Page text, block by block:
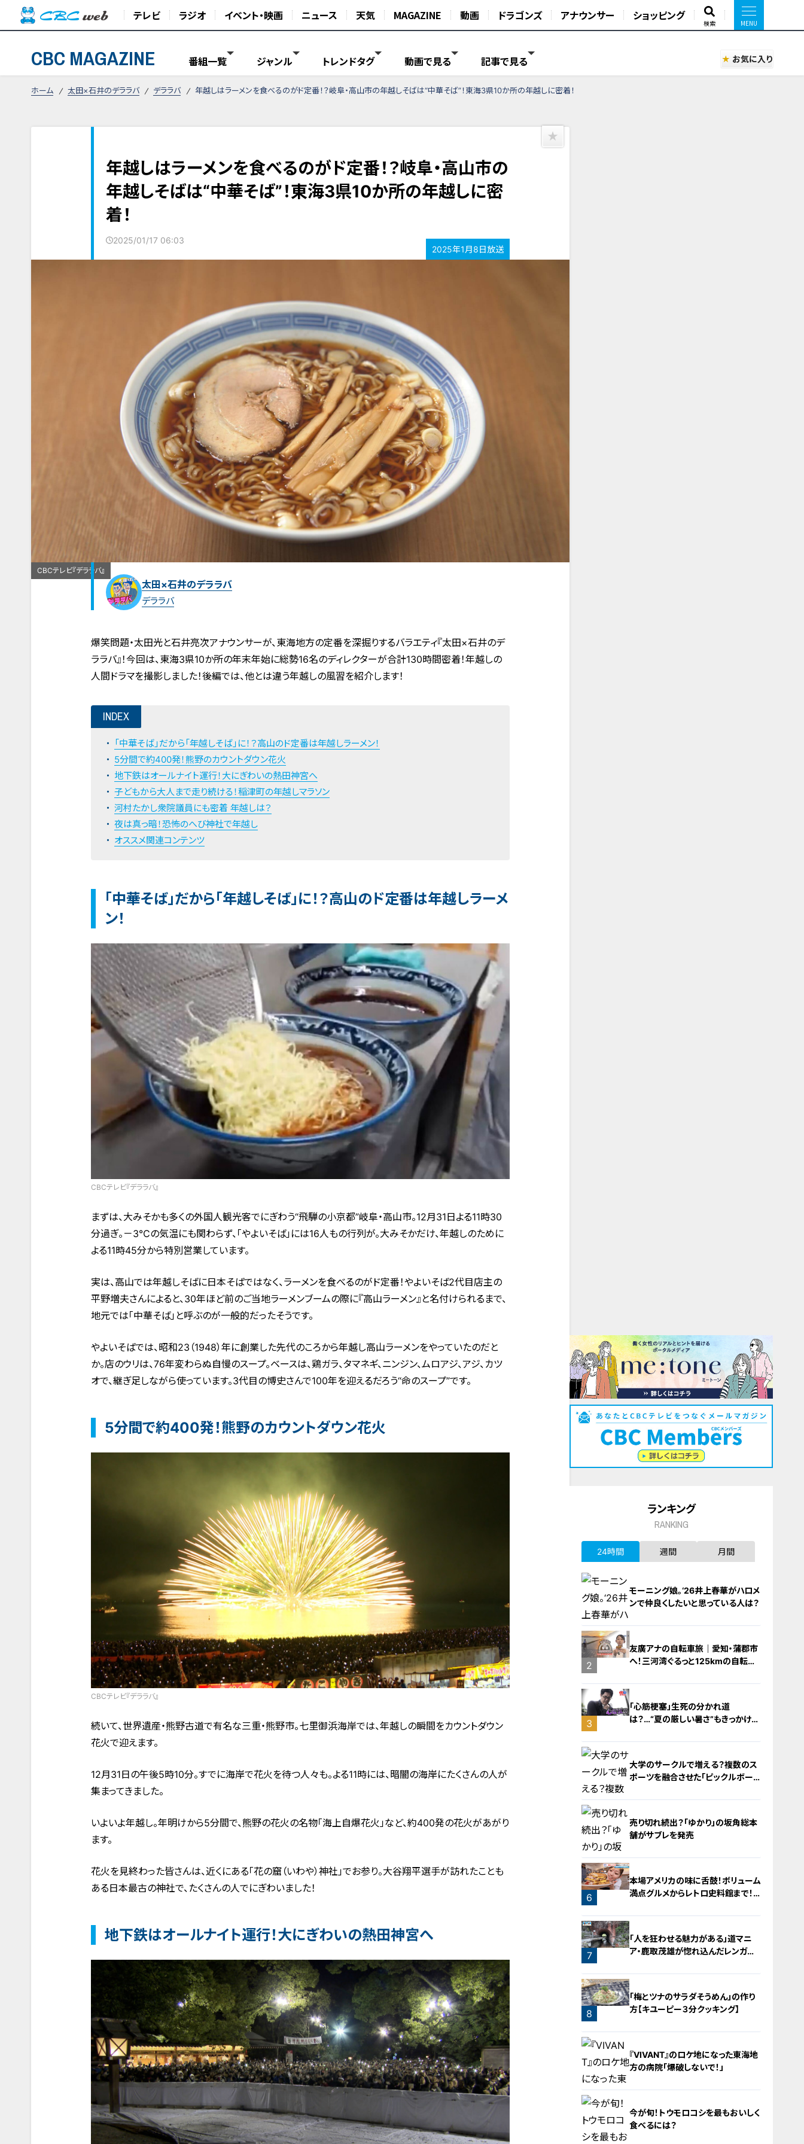
テレビ ラジオ イベント・映画 ニュース 天気 MAGAZINE 動画 ドラゴンズ アナウンサー ショッピング
検索
CBC MAGAZINE 番組一覧 ジャンル トレンドタグ 動画で見る 記事で見る お気に入り
ホーム 太田×石井のデララバ デララバ 年越しはラーメンを食べるのがド定番！？岐阜・高山市の年越しそばは“中華そば”！東海3県10か所の年越しに密着！
年越しはラーメンを食べるのがド定番！？岐阜・高山市の
年越しそばは“中華そば”！東海3県10か所の年越しに密
着！
2025/01/17 06:03
2025年1月8日放送
CBCテレビ『デララバ』
太田×石井のデララバ
デララバ
爆笑問題・太田光と石井亮次アナウンサーが、東海地方の定番を深掘りするバラエティ『太田×石井のデ
ララバ』！今回は、東海3県10か所の年末年始に総勢16名のディレクターが合計130時間密着！年越しの
人間ドラマを撮影しました！後編では、他とは違う年越しの風習を紹介します！
INDEX
「中華そば」だから「年越しそば」に！？高山のド定番は年越しラーメン！
5分間で約400発！熊野のカウントダウン花火
地下鉄はオールナイト運行！大にぎわいの熱田神宮へ
子どもから大人まで走り続ける！稲津町の年越しマラソン
河村たかし衆院議員にも密着 年越しは？
夜は真っ暗！恐怖のへび神社で年越し
オススメ関連コンテンツ
「中華そば」だから「年越しそば」に！？高山のド定番は年越しラーメ
ン！
CBCテレビ『デララバ』
まずは、大みそかも多くの外国人観光客でにぎわう“飛騨の小京都”岐阜・高山市。12月31日よる11時30
分過ぎ。－3℃の気温にも関わらず、「やよいそば」には16人もの行列が。大みそかだけ、年越しのために
よる11時45分から特別営業しています。
実は、高山では年越しそばに日本そばではなく、ラーメンを食べるのがド定番！やよいそば2代目店主の
平野増夫さんによると、30年ほど前のご当地ラーメンブームの際に『高山ラーメン』と名付けられるまで、
地元では「中華そば」と呼ぶのが一般的だったそうです。
やよいそばでは、昭和23（1948）年に創業した先代のころから年越し高山ラーメンをやっていたのだと
か。店のウリは、76年変わらぬ自慢のスープ。ベースは、鶏ガラ、タマネギ、ニンジン、ムロアジ、アジ、カツ
オで、継ぎ足しながら使っています。3代目の博史さんで100年を迎えるだろう“命のスープ”です。
5分間で約400発！熊野のカウントダウン花火
CBCテレビ『デララバ』
続いて、世界遺産・熊野古道で有名な三重・熊野市。七里御浜海岸では、年越しの瞬間をカウントダウン
花火で迎えます。
12月31日の午後5時10分。すでに海岸で花火を待つ人々も。よる11時には、暗闇の海岸にたくさんの人が
集まってきました。
いよいよ年越し。年明けから5分間で、熊野の花火の名物「海上自爆花火」など、約400発の花火があがり
ます。
花火を見終わった皆さんは、近くにある「花の窟（いわや）神社」でお参り。大谷翔平選手が訪れたことも
ある日本最古の神社で、たくさんの人でにぎわいました！
地下鉄はオールナイト運行！大にぎわいの熱田神宮へ
ランキング
RANKING
24時間 週間 月間
1
モーニング娘。‘26井上春華がハロメ
ンで仲良くしたいと思っている人は？
2
友廣アナの自転車旅｜愛知・蒲郡市
へ！三河湾ぐるっと125kmの自転車
3
「心筋梗塞」生死の分かれ道
は？…“夏の厳しい暑さ”もきっかけ
法
4
大学のサークルで増える？複数のス
ポーツを融合させた「ピックルボー
5
売り切れ続出？「ゆかり」の坂角総本
舗がサブレを発売
6
本場アメリカの味に舌鼓！ボリューム
満点グルメからレトロ史料館まで！
7
「人を狂わせる魅力がある」道マニ
ア・鹿取茂雄が惚れ込んだレンガの
8
「梅とツナのサラダそうめん」の作り
方【キユーピー３分クッキング】
『VIVANT』のロケ地になった東海地
方の病院「爆破しないで！」
今が旬！トウモロコシを最もおいしく
食べるには？